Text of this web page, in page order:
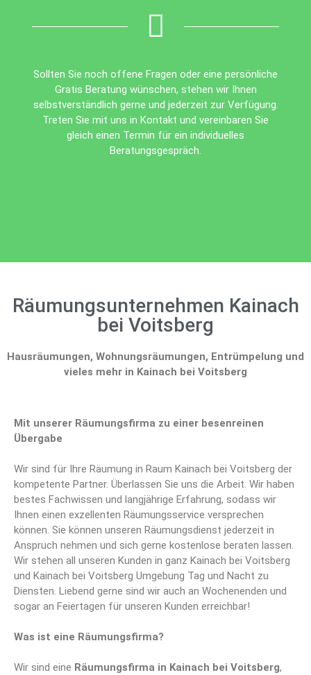
Sollten Sie noch offene Fragen oder eine persönliche
Gratis Beratung wünschen, stehen wir Ihnen
selbstverständlich gerne und jederzeit zur Verfügung.
Treten Sie mit uns in Kontakt und vereinbaren Sie
gleich einen Termin für ein individuelles
Beratungsgespräch.
Räumungsunternehmen Kainach
bei Voitsberg
Hausräumungen, Wohnungsräumungen, Entrümpelung und
vieles mehr in Kainach bei Voitsberg
Mit unserer Räumungsfirma zu einer besenreinen
Übergabe
Wir sind für Ihre Räumung in Raum Kainach bei Voitsberg der
kompetente Partner. Überlassen Sie uns die Arbeit. Wir haben
bestes Fachwissen und langjährige Erfahrung, sodass wir
Ihnen einen exzellenten Räumungsservice versprechen
können. Sie können unseren Räumungsdienst jederzeit in
Anspruch nehmen und sich gerne kostenlose beraten lassen.
Wir stehen all unseren Kunden in ganz Kainach bei Voitsberg
und Kainach bei Voitsberg Umgebung Tag und Nacht zu
Diensten. Liebend gerne sind wir auch an Wochenenden und
sogar an Feiertagen für unseren Kunden erreichbar!
Was ist eine Räumungsfirma?
Wir sind eine Räumungsfirma in Kainach bei Voitsberg,